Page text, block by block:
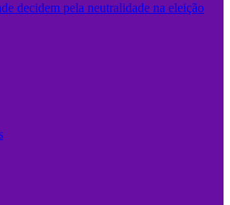
decidem pela neutralidade na eleição